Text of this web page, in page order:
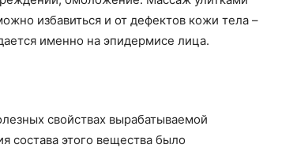
избавиться и от дефектов кожи тела –
именно на эпидермисе лица.
свойствах вырабатываемой
состава этого вещества было